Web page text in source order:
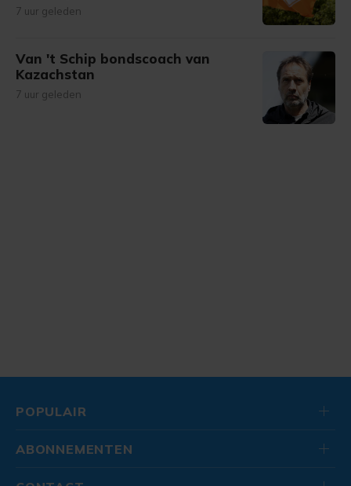
7 uur geleden
Van 't Schip bondscoach van
Kazachstan
7 uur geleden
POPULAIR
ABONNEMENTEN